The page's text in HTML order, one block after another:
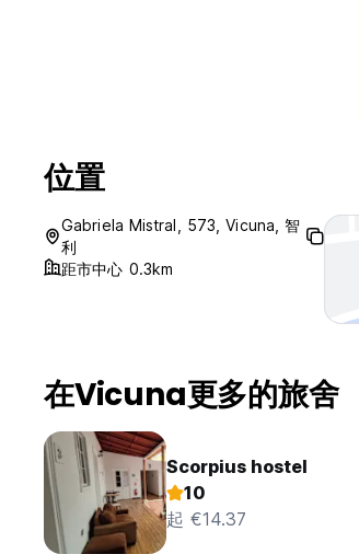
位置
Gabriela Mistral, 573, Vicuna, 智
利
距市中心 0.3km
在Vicuna更多的旅舍
Scorpius hostel
10
起 €14.37